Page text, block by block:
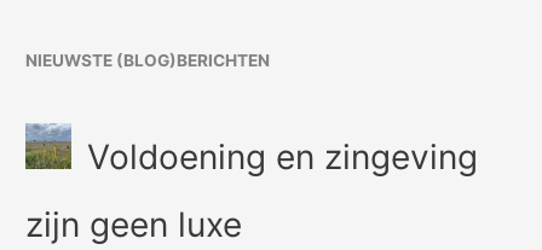
NIEUWSTE (BLOG)BERICHTEN
Voldoening en zingeving
zijn geen luxe